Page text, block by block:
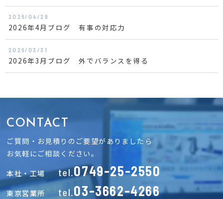
2026/04/28
2026年4月ブログ 有事の対応力
2026/03/31
2026年3月ブログ 外でバランスを得る
CONTACT
ご質問・お見積りのご要望がありましたら
お気軽にご相談ください。
本社・工場
tel.0749-25-2550
東京営業所 tel.03-3662-4266